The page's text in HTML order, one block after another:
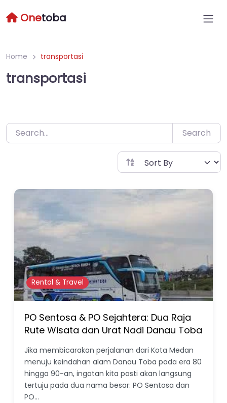
to
Onetoba
Home transportasi
transportasi
Search
Rental & Travel
PO Sentosa & PO Sejahtera: Dua Raja
Rute Wisata dan Urat Nadi Danau Toba
Jika membicarakan perjalanan dari Kota Medan
menuju keindahan alam Danau Toba pada era 80
hingga 90-an, ingatan kita pasti akan langsung
tertuju pada dua nama besar: PO Sentosa dan
PO…